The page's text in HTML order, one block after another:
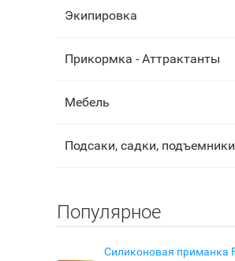
Экипировка
Прикормка - Аттрактанты
Мебель
Подсаки, садки, подъемники
Популярное